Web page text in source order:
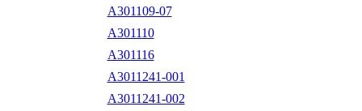
A301109-07
A301110
A301116
A3011241-001
A3011241-002